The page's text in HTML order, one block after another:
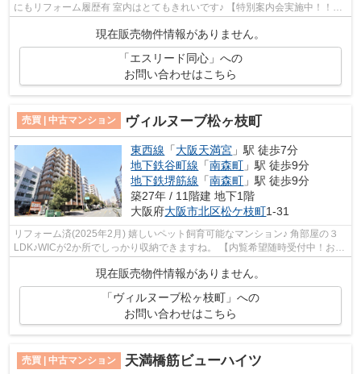
にもリフォーム履歴有 室内はとてもきれいです♪ 【特別案内会実施中！！ご
希望の日時をご連絡ください！】
現在販売物件情報がありません。
「エスリード同心」への
お問い合わせはこちら
売買 | 中古マンション ヴィルヌーブ松ヶ枝町
東西線 「大阪天満宮 」駅 徒歩7分
地下鉄谷町線 「南森町 」駅 徒歩9分
地下鉄堺筋線 「南森町 」駅 徒歩9分
築27年 / 11階建 地下1階
大阪府大阪市北区松ケ枝町1-31
リフォーム済(2025年2月) 嬉しいペット飼育可能なマンション♪ 角部屋の３
LDK♪WICが2か所でしっかり収納できますね。 【内覧希望随時受付中！お気
軽にご連絡ください♪】
現在販売物件情報がありません。
「ヴィルヌーブ松ヶ枝町」への
お問い合わせはこちら
売買 | 中古マンション 天満橋筋ビューハイツ